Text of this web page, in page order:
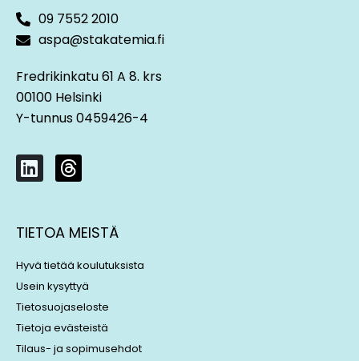
09 7552 2010
aspa@stakatemia.fi
Fredrikinkatu 61 A 8. krs
00100 Helsinki
Y-tunnus 0459426-4
L
i
k
e
d
i
n
T
h
e
a
d
s
TIETOA MEISTÄ
Hyvä tietää koulutuksista
Usein kysyttyä
Tietosuojaseloste
Tietoja evästeistä
Tilaus- ja sopimusehdot